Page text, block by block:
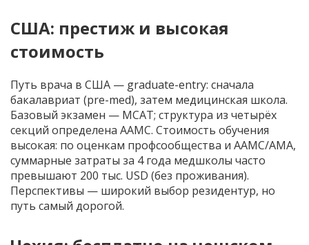
США: престиж и высокая
стоимость
Путь врача в США — graduate-entry: сначала
бакалавриат (pre-med), затем медицинская школа.
Базовый экзамен — MCAT; структура из четырёх
секций определена AAMC. Стоимость обучения
высокая: по оценкам профсообщества и AAMC/AMA,
суммарные затраты за 4 года медшколы часто
превышают 200 тыс. USD (без проживания).
Перспективы — широкий выбор резидентур, но
путь самый дорогой.